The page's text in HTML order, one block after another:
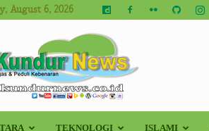
August 6, 2026
TEKNOLOGI ISLAMI